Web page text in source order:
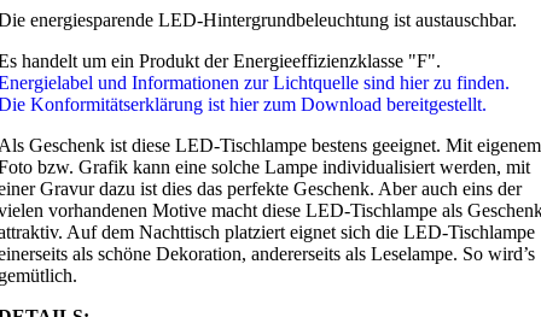
energiesparende LED-Hintergrundbeleuchtung ist austauschbar.
handelt um ein Produkt der Energieeffizienzklasse "F".
und Informationen zur Lichtquelle sind hier zu finden.
Konformitätserklärung ist hier zum Download bereitgestellt.
Geschenk ist diese LED-Tischlampe bestens geeignet. Mit eigenem
bzw. Grafik kann eine solche Lampe individualisiert werden, mit
Gravur dazu ist dies das perfekte Geschenk. Aber auch eins der
vorhandenen Motive macht diese LED-Tischlampe als
Auf dem Nachttisch platziert eignet sich die LED-Tischlampe
als schöne Dekoration, andererseits als Leselampe. So wird’s